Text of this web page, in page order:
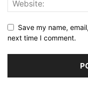
Save my name,
next time I comment.